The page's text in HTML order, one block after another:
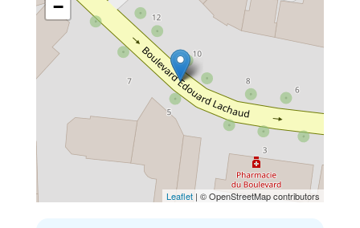
−
Leaflet | © OpenStreetMap contributors